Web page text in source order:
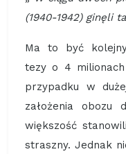
(1940-1942) ginęli
Ma to być
tezy o 4
przypadku w
założenia
większość
straszny. Jednak